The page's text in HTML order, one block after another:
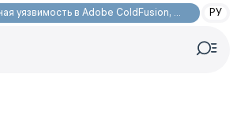
Критически опасная уязвимость в Adobe ColdFusion, позволяющая получить доступ к произвольным файлам: CVE-2026-48282 РУ